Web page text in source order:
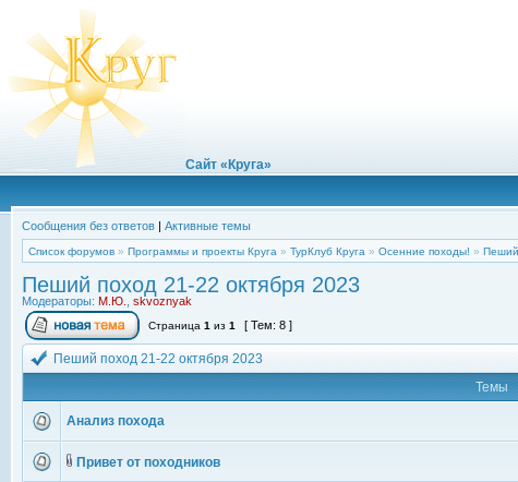
Сайт «Круга»
Сообщения без ответов | Активные темы
Список форумов » Программы и проекты Круга » ТурКлуб Круга » Осенние походы! » Пеший
Пеший поход 21-22 октября 2023
Модераторы: М.Ю. skvoznyak
Страница 1 из 1 [ Тем: 8 ]
Пеший поход 21-22 октября 2023
Темы
Анализ похода
Привет от походников